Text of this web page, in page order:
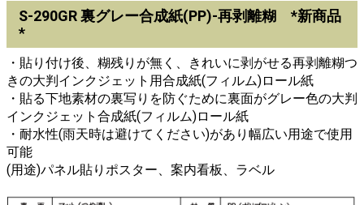
S-290GR 裏グレー合成紙(PP)-再剥離糊 *新商品
*
・貼り付け後、糊残りが無く、きれいに剥がせる再剥離糊つ
きの大判インクジェット用合成紙(フィルム)ロール紙
・貼る下地素材の裏写りを防ぐために裏面がグレー色の大判
インクジェット合成紙(フィルム)ロール紙
・耐水性(雨天時は避けてください)があり幅広い用途で使用
可能
(用途)パネル貼りポスター、案内看板、ラベル